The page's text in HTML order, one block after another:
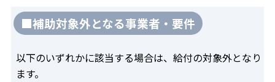
■補助対象外となる事業者・要件
以下のいずれかに該当する場合は、給付の対象外となり
ます。